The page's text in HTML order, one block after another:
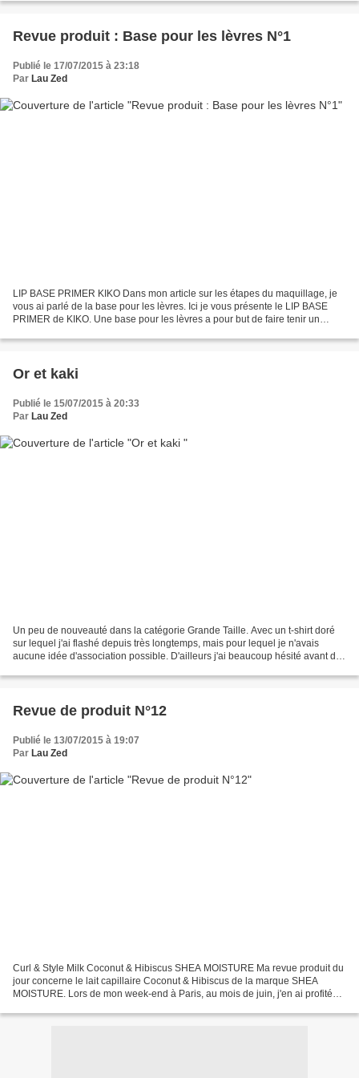
Revue produit : Base pour les lèvres N°1
Publié le 17/07/2015 à 23:18
Par Lau Zed
LIP BASE PRIMER KIKO Dans mon article sur les étapes du maquillage, je
vous ai parlé de la base pour les lèvres. Ici je vous présente le LIP BASE
PRIMER de KIKO. Une base pour les lèvres a pour but de faire tenir un
Or et kaki
Publié le 15/07/2015 à 20:33
Par Lau Zed
Un peu de nouveauté dans la catégorie Grande Taille. Avec un t-shirt doré
sur lequel j'ai flashé depuis très longtemps, mais pour lequel je n'avais
aucune idée d'association possible. D'ailleurs j'ai beaucoup hésité avant de
Revue de produit N°12
Publié le 13/07/2015 à 19:07
Par Lau Zed
Curl & Style Milk Coconut & Hibiscus SHEA MOISTURE Ma revue produit du
jour concerne le lait capillaire Coconut & Hibiscus de la marque SHEA
MOISTURE. Lors de mon week-end à Paris, au mois de juin, j'en ai profité